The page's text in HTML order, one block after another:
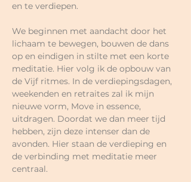
en te verdiepen.
We beginnen met aandacht door het
lichaam te bewegen, bouwen de dans
op en eindigen in stilte met een korte
meditatie. Hier volg ik de opbouw van
de Vijf ritmes. In de verdiepingsdagen,
weekenden en retraites zal ik mijn
nieuwe vorm, Move in essence,
uitdragen. Doordat we dan meer tijd
hebben, zijn deze intenser dan de
avonden. Hier staan de verdieping en
de verbinding met meditatie meer
centraal.